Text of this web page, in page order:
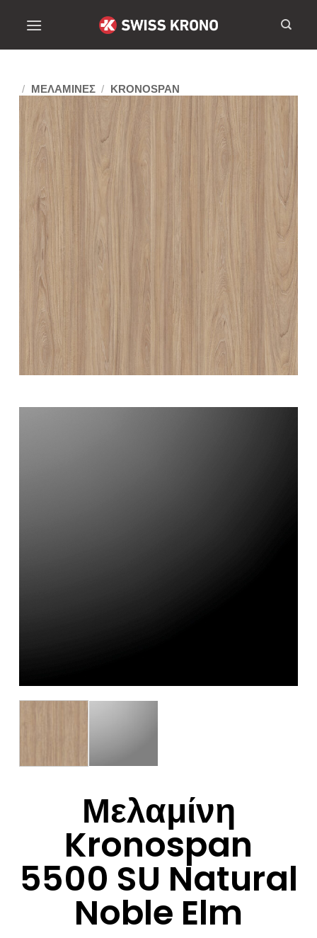
/ ΜΕΛΑΜΙΝΕΣ / KRONOSPAN
Μελαμίνη
Kronospan
5500 SU Natural
Noble Elm